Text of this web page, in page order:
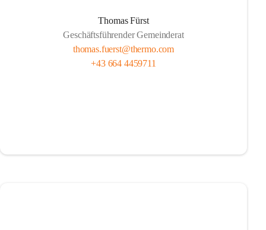
Thomas Fürst
Geschäftsführender Gemeinderat
thomas.fuerst@thermo.com
+43 664 4459711